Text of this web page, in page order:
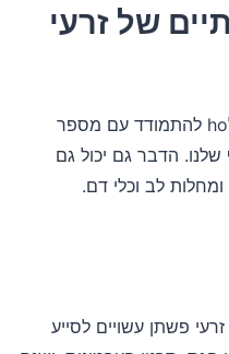
של זרעי
לאחרונה, נמצא כי זרעי פשתן יכולho להתמודד עם מספר
הדבר גם יכול גם
לב וכלי דם.
פשתן עשויים לסייע